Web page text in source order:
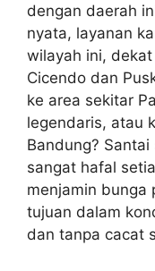
dengan daerah
nyata, layanan
wilayah ini,
Cicendo dan
ke area sekitar
legendaris, atau
Bandung?
sangat hafal
menjamin bunga
tujuan dalam
dan tanpa cacat